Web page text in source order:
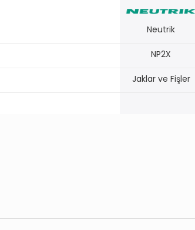
Neutrik
NP2X
Jaklar ve Fişler